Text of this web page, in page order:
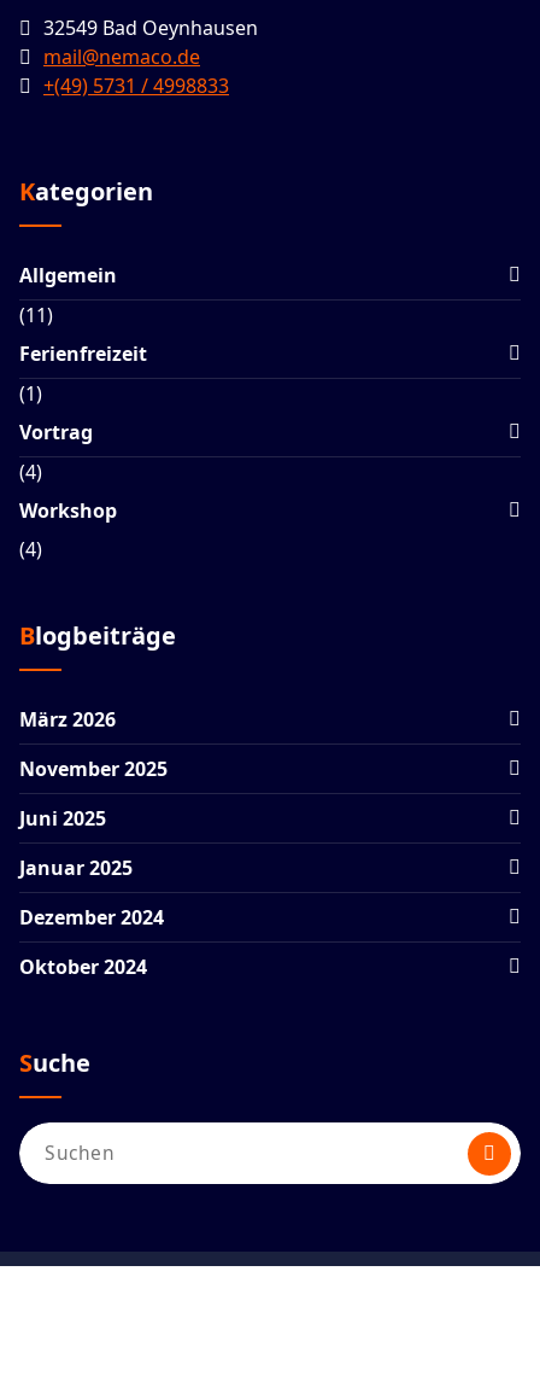
32549 Bad Oeynhausen
mail@nemaco.de
+(49) 5731 / 4998833
Kategorien
Allgemein
(11)
Ferienfreizeit
(1)
Vortrag
(4)
Workshop
(4)
Blogbeiträge
März 2026
November 2025
Juni 2025
Januar 2025
Dezember 2024
Oktober 2024
Suche
Suchen
nach: